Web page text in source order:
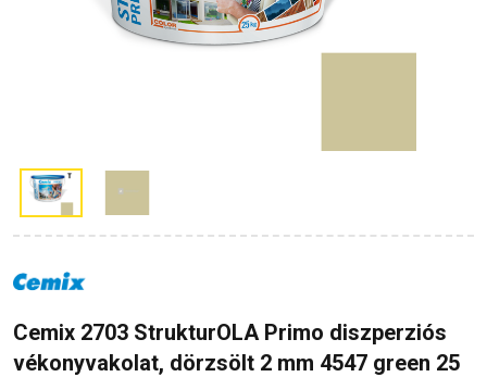
Cemix 2703 StrukturOLA Primo diszperziós
vékonyvakolat, dörzsölt 2 mm 4547 green 25